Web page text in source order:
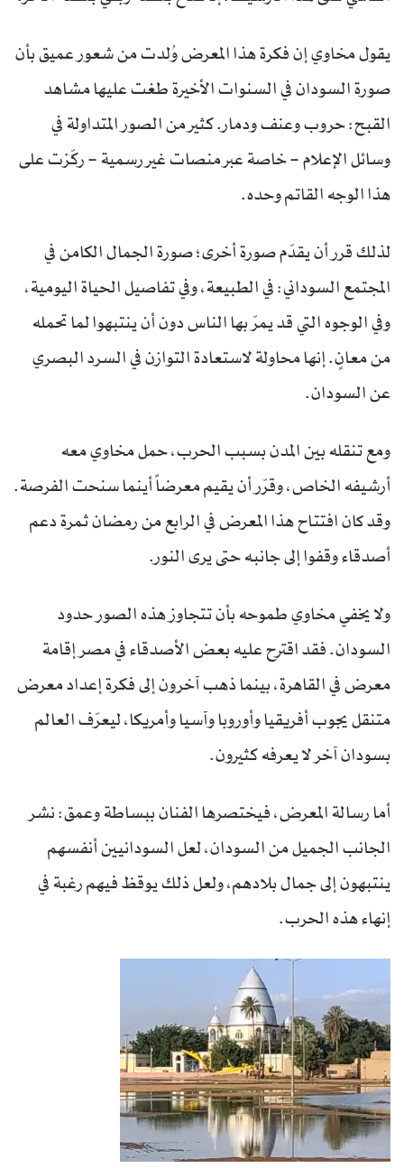
يقول مخاوي إن فكرة هذا المعرض وُلدت من شعور عميق بأن
صورة السودان في السنوات الأخيرة طغت عليها مشاهد
القبح: حروب وعنف ودمار. كثير من الصور المتداولة في
وسائل الإعلام – خاصة عبر منصات غير رسمية – ركّزت على
هذا الوجه القاتم وحده.
لذلك قرر أن يقدّم صورة أخرى؛ صورة الجمال الكامن في
المجتمع السوداني: في الطبيعة، وفي تفاصيل الحياة اليومية،
وفي الوجوه التي قد يمرّ بها الناس دون أن ينتبهوا لما تحمله
من معانٍ. إنها محاولة لاستعادة التوازن في السرد البصري
عن السودان.
ومع تنقله بين المدن بسبب الحرب، حمل مخاوي معه
أرشيفه الخاص، وقرّر أن يقيم معرضاً أينما سنحت الفرصة.
وقد كان افتتاح هذا المعرض في الرابع من رمضان ثمرة دعم
أصدقاء وقفوا إلى جانبه حتى يرى النور.
ولا يخفي مخاوي طموحه بأن تتجاوز هذه الصور حدود
السودان. فقد اقترح عليه بعض الأصدقاء في مصر إقامة
معرض في القاهرة، بينما ذهب آخرون إلى فكرة إعداد معرض
متنقل يجوب أفريقيا وأوروبا وآسيا وأمريكا، ليعرّف العالم
بسودان آخر لا يعرفه كثيرون.
أما رسالة المعرض، فيختصرها الفنان ببساطة وعمق: نشر
الجانب الجميل من السودان، لعل السودانيين أنفسهم
ينتبهون إلى جمال بلادهم، ولعل ذلك يوقظ فيهم رغبة في
إنهاء هذه الحرب.